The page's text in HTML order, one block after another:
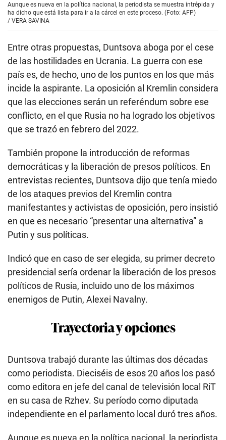
Aunque es nueva en la política nacional, la periodista se muestra intrépida y
ha dicho que está lista para ir a la cárcel en este proceso. (Foto: AFP)
/ VERA SAVINA
Entre otras propuestas, Duntsova aboga por el cese
de las hostilidades en Ucrania. La guerra con ese
país es, de hecho, uno de los puntos en los que más
incide la aspirante. La oposición al Kremlin considera
que las elecciones serán un referéndum sobre ese
conflicto, en el que Rusia no ha logrado los objetivos
que se trazó en febrero del 2022.
También propone la introducción de reformas
democráticas y la liberación de presos políticos. En
entrevistas recientes, Duntsova dijo que tenía miedo
de los ataques previos del Kremlin contra
manifestantes y activistas de oposición, pero insistió
en que es necesario “presentar una alternativa” a
Putin y sus políticas.
Indicó que en caso de ser elegida, su primer decreto
presidencial sería ordenar la liberación de los presos
políticos de Rusia, incluido uno de los máximos
enemigos de Putin, Alexei Navalny.
Trayectoria y opciones
Duntsova trabajó durante las últimas dos décadas
como periodista. Dieciséis de esos 20 años los pasó
como editora en jefe del canal de televisión local RiT
en su casa de Rzhev. Su período como diputada
independiente en el parlamento local duró tres años.
Aunque es nueva en la política nacional, la periodista